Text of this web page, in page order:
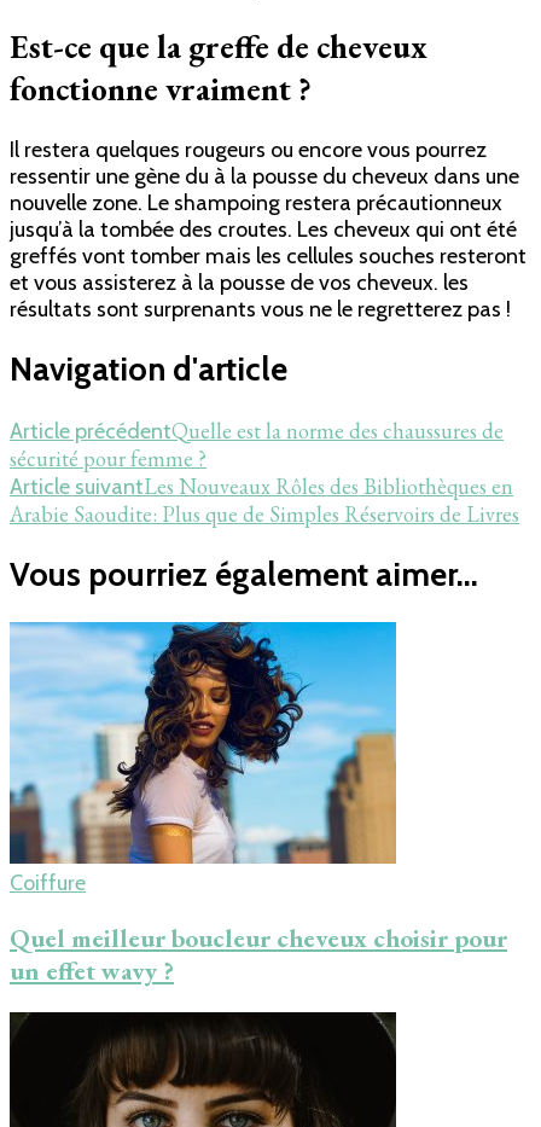
Est-ce que la greffe de cheveux
fonctionne vraiment ?
Il restera quelques rougeurs ou encore vous pourrez
ressentir une gène du à la pousse du cheveux dans une
nouvelle zone. Le shampoing restera précautionneux
jusqu’à la tombée des croutes. Les cheveux qui ont été
greffés vont tomber mais les cellules souches resteront
et vous assisterez à la pousse de vos cheveux. les
résultats sont surprenants vous ne le regretterez pas !
Navigation d'article
Article précédentQuelle est la norme des chaussures de
sécurité pour femme ?
Article suivantLes Nouveaux Rôles des Bibliothèques en
Arabie Saoudite: Plus que de Simples Réservoirs de Livres
Vous pourriez également aimer...
Coiffure
Quel meilleur boucleur cheveux choisir pour
un effet wavy ?